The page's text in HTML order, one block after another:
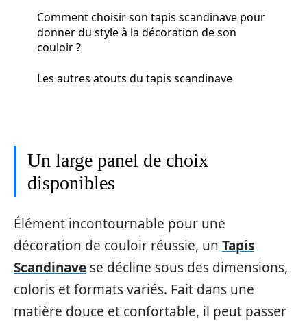
Comment choisir son tapis scandinave pour
donner du style à la décoration de son
couloir ?
Les autres atouts du tapis scandinave
Un large panel de choix
disponibles
Élément incontournable pour une
décoration de couloir réussie, un Tapis
Scandinave se décline sous des dimensions,
coloris et formats variés. Fait dans une
matière douce et confortable, il peut passer